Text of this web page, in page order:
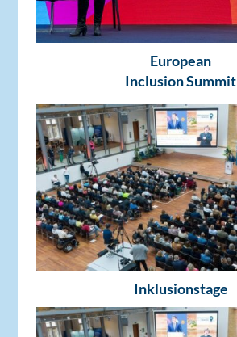
European
Inclusion Summit
Inklusionstage